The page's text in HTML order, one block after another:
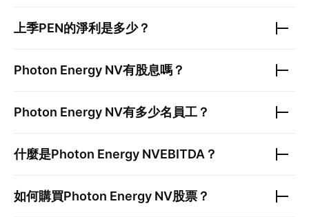
上季PEN的淨利是多少？
Photon Energy NV有股息嗎？
Photon Energy NV有多少名員工？
什麼是Photon Energy NVEBITDA？
如何購買Photon Energy NV股票？